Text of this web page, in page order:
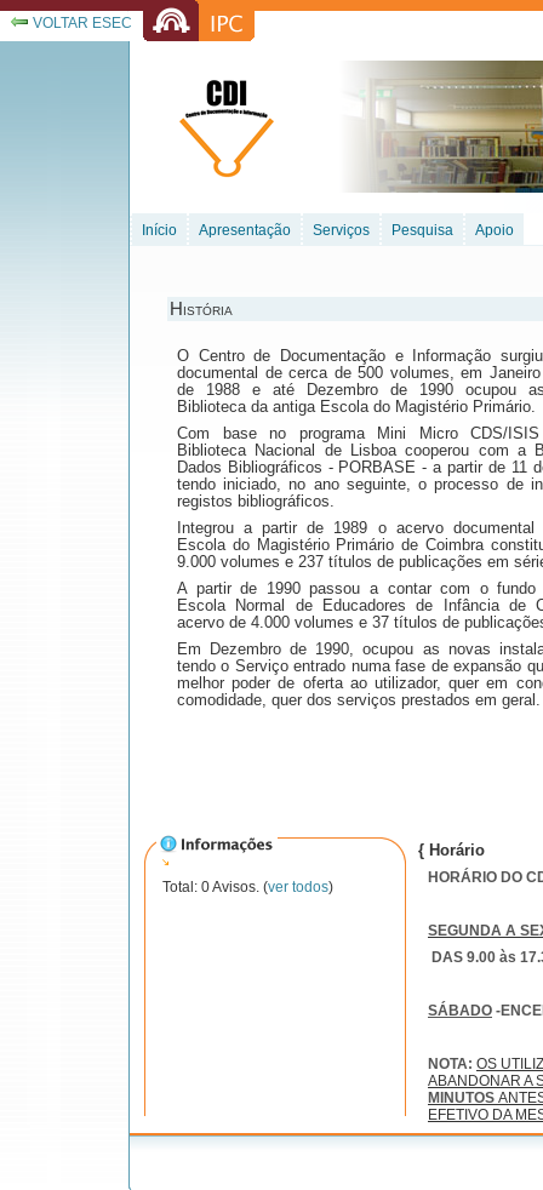
VOLTAR ESEC
Início Apresentação Serviços Pesquisa Apoio
História
O Centro de Documentação e Informação
documental de cerca de 500 volumes, em
de 1988 e até Dezembro de 1990 ocupou
Biblioteca da antiga Escola do Magistério Primário.
Com base no programa Mini Micro CDS/
Biblioteca Nacional de Lisboa cooperou com a
Dados Bibliográficos - PORBASE - a partir de 11
tendo iniciado, no ano seguinte, o processo de
registos bibliográficos.
Integrou a partir de 1989 o acervo
Escola do Magistério Primário de Coimbra
9.000 volumes e 237 títulos de publicações em
A partir de 1990 passou a contar com o fundo
Escola Normal de Educadores de Infância de
acervo de 4.000 volumes e 37 títulos de
Em Dezembro de 1990, ocupou as novas
tendo o Serviço entrado numa fase de expansão
melhor poder de oferta ao utilizador, quer em
comodidade, quer dos serviços prestados em geral.
Total: 0 Avisos. (ver todos)
{ Horário
HORÁRIO DO
SEGUNDA A
DAS 9.00 às
SÁBADO -
NOTA: OS
ABANDONAR A
MINUTOS
EFETIVO DA